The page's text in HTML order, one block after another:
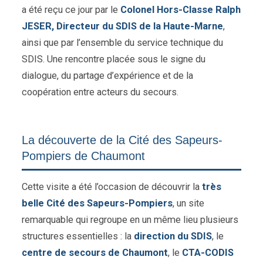
a été reçu ce jour par le Colonel Hors-Classe Ralph
JESER, Directeur du SDIS de la Haute-Marne,
ainsi que par l’ensemble du service technique du
SDIS. Une rencontre placée sous le signe du
dialogue, du partage d’expérience et de la
coopération entre acteurs du secours.
La découverte de la Cité des Sapeurs-
Pompiers de Chaumont
Cette visite a été l’occasion de découvrir la très
belle Cité des Sapeurs-Pompiers, un site
remarquable qui regroupe en un même lieu plusieurs
structures essentielles : la direction du SDIS, le
centre de secours de Chaumont, le CTA-CODIS